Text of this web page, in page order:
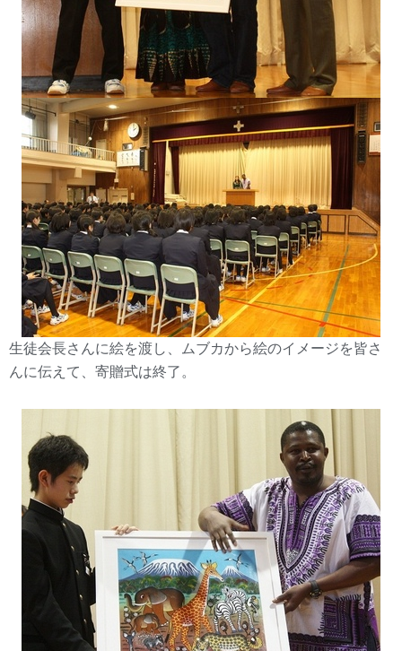
生徒会長さんに絵を渡し、ムブカから絵のイメージを皆さ
んに伝えて、寄贈式は終了。